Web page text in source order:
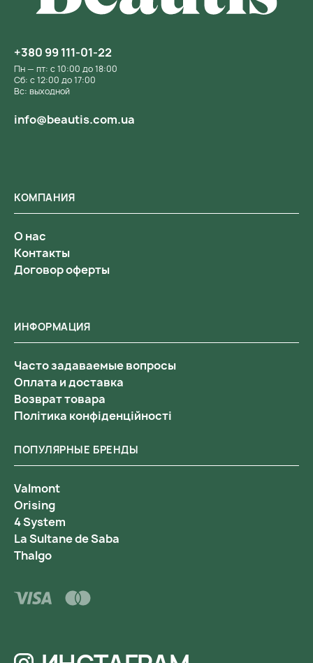
ИНФОРМАЦИЯ
Часто задаваемые вопросы
Оплата и доставка
Возврат товара
Політика конфіденційності
КОМПАНИЯ
О нас
Контакты
Договор оферты
ПОПУЛЯРНЫЕ БРЕНДЫ
Valmont
Orising
4 System
La Sultane de Saba
Thalgo
+380 99 111-01-22
Пн — пт: с 10:00 до 18:00
Сб: с 12:00 до 17:00
Вс: выходной
info@beautis.com.ua